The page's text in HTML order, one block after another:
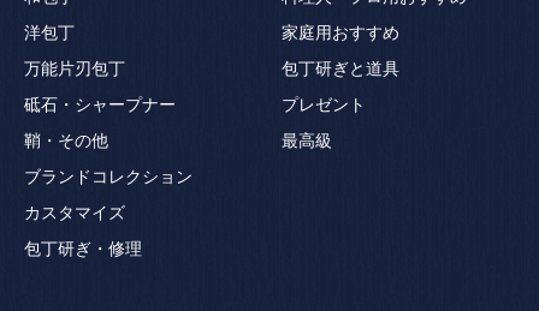
洋包丁
万能片刃包丁
砥石・シャープナー
鞘・その他
ブランドコレクション
カスタマイズ
包丁研ぎ・修理
家庭用おすすめ
包丁研ぎと道具
プレゼント
最高級